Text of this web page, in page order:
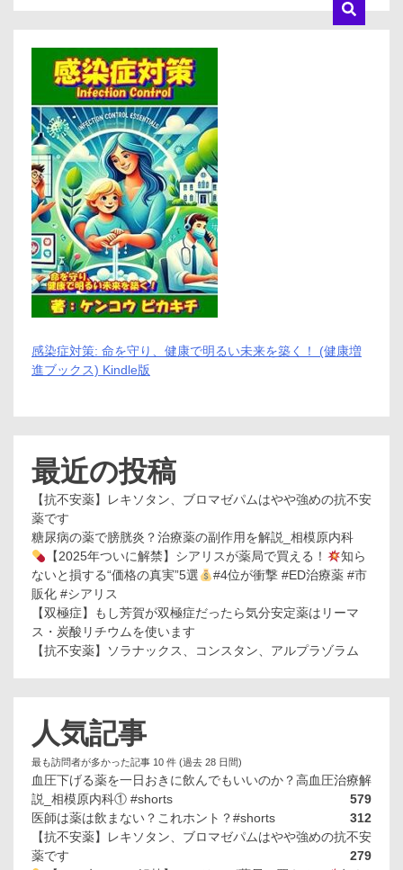
感染症対策: 命を守り、健康で明るい未来を築く！ (健康増
進ブックス) Kindle版
最近の投稿
【抗不安薬】レキソタン、ブロマゼパムはやや強めの抗不安
薬です
糖尿病の薬で膀胱炎？治療薬の副作用を解説_相模原内科
【2025年ついに解禁】シアリスが薬局で買える！
知ら
ないと損する“価格の真実”5選
#4位が衝撃 #ED治療薬 #市
販化 #シアリス
【双極症】もし芳賀が双極症だったら気分安定薬はリーマ
ス・炭酸リチウムを使います
【抗不安薬】ソラナックス、コンスタン、アルプラゾラム
人気記事
最も訪問者が多かった記事 10 件 (過去 28 日間)
血圧下げる薬を一日おきに飲んでもいいのか？高血圧治療解
説_相模原内科① #shorts
579
医師は薬は飲まない？これホント？#shorts
312
【抗不安薬】レキソタン、ブロマゼパムはやや強めの抗不安
薬です
279